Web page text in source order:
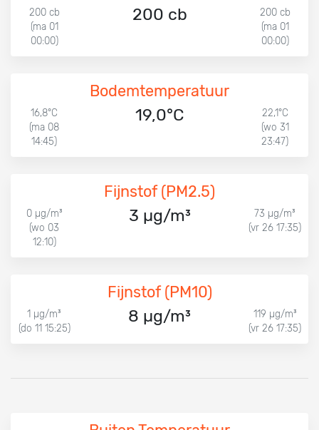
200 cb
(ma 01
00:00)
200 cb
200 cb
(ma 01
00:00)
Bodemtemperatuur
16,8°C
(ma 08
14:45)
19,0°C
22,1°C
(wo 31
23:47)
Fijnstof (PM2.5)
0 µg/m³
(wo 03
12:10)
3 µg/m³
73 µg/m³
(vr 26 17:35)
Fijnstof (PM10)
1 µg/m³
(do 11 15:25)
8 µg/m³
119 µg/m³
(vr 26 17:35)